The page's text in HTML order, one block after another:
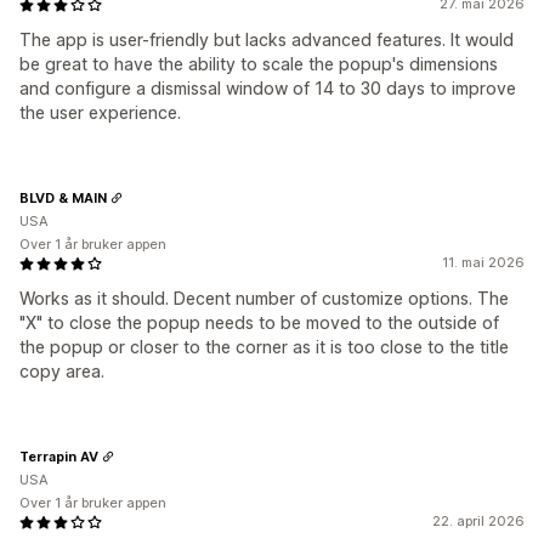
27. mai 2026
The app is user-friendly but lacks advanced features. It would
be great to have the ability to scale the popup's dimensions
and configure a dismissal window of 14 to 30 days to improve
the user experience.
11. mai 2026
Works as it should. Decent number of customize options. The
"X" to close the popup needs to be moved to the outside of
the popup or closer to the corner as it is too close to the title
copy area.
BLVD & MAIN
USA
Over 1 år bruker appen
22. april 2026
Terrapin AV
USA
Over 1 år bruker appen